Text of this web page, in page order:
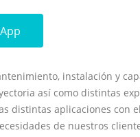
instalación y
así como distintas
distintas aplicaciones con
de nuestros